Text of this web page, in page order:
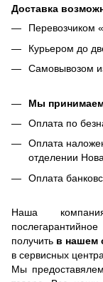
Доставка
Перевозчиком
Курьером до
Самовывозом
Мы
Оплата по
Оплата
отделении
Оплата
Наша
получить в нашем
в сервисных
Мы предоставялем